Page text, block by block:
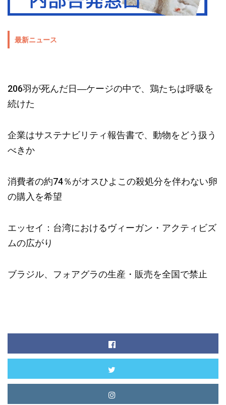
最新ニュース
206羽が死んだ日―ケージの中で、鶏たちは呼吸を
続けた
企業はサステナビリティ報告書で、動物をどう扱う
べきか
消費者の約74％がオスひよこの殺処分を伴わない卵
の購入を希望
エッセイ：台湾におけるヴィーガン・アクティビズ
ムの広がり
ブラジル、フォアグラの生産・販売を全国で禁止